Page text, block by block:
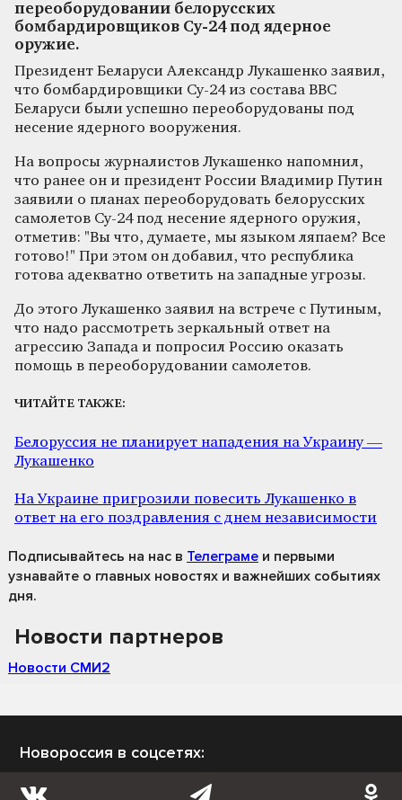
переоборудовании белорусских
бомбардировщиков Су-24 под ядерное
оружие.
Президент Беларуси Александр Лукашенко заявил,
что бомбардировщики Су-24 из состава ВВС
Беларуси были успешно переоборудованы под
несение ядерного вооружения.
На вопросы журналистов Лукашенко напомнил,
что ранее он и президент России Владимир Путин
заявили о планах переоборудовать белорусских
самолетов Су-24 под несение ядерного оружия,
отметив: "Вы что, думаете, мы языком ляпаем? Все
готово!" При этом он добавил, что республика
готова адекватно ответить на западные угрозы.
До этого Лукашенко заявил на встрече с Путиным,
что надо рассмотреть зеркальный ответ на
агрессию Запада и попросил Россию оказать
помощь в переоборудовании самолетов.
ЧИТАЙТЕ ТАКЖЕ:
Белоруссия не планирует нападения на Украину —
Лукашенко
На Украине пригрозили повесить Лукашенко в
ответ на его поздравления с днем независимости
Подписывайтесь на нас в Телеграме и первыми
узнавайте о главных новостях и важнейших событиях
дня.
Новости партнеров
Новости СМИ2
Новороссия в соцсетях: